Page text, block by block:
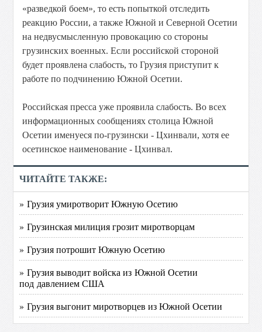
«разведкой боем», то есть попыткой отследить
реакцию России, а также Южной и Северной Осетии
на недвусмысленную провокацию со стороны
грузинских военных. Если российской стороной
будет проявлена слабость, то Грузия приступит к
работе по подчинению Южной Осетии.
Российская пресса уже проявила слабость. Во всех
информационных сообщениях столица Южной
Осетии именуеся по-грузински - Цхинвали, хотя ее
осетинское наименование - Цхинвал.
ЧИТАЙТЕ ТАКЖЕ:
» Грузия умиротворит Южную Осетию
» Грузинская милиция грозит миротворцам
» Грузия потрошит Южную Осетию
» Грузия выводит войска из Южной Осетии
под давлением США
» Грузия выгонит миротворцев из Южной Осетии